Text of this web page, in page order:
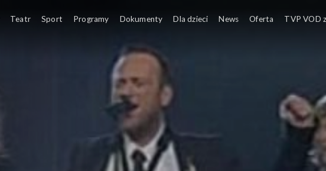
Teatr Sport Programy Dokumenty Dla dzieci News Oferta TVP VOD